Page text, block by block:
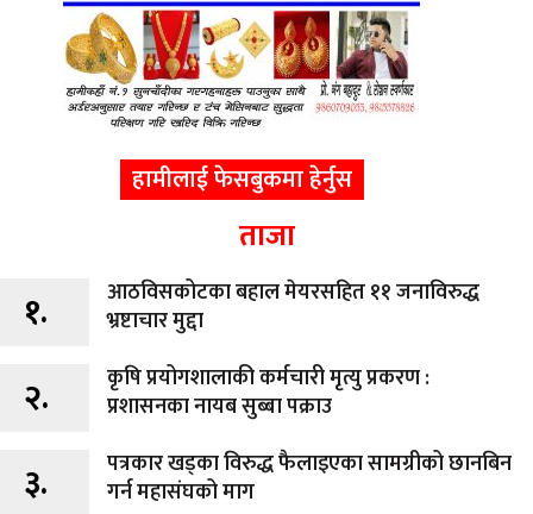
हामीलाई फेसबुकमा हेर्नुस
ताजा
१.
आठविसकोटका बहाल मेयरसहित ११ जनाविरुद्ध
भ्रष्टाचार मुद्दा
२.
कृषि प्रयोगशालाकी कर्मचारी मृत्यु प्रकरण :
प्रशासनका नायब सुब्बा पक्राउ
३.
पत्रकार खड्का विरुद्ध फैलाइएका सामग्रीको छानबिन
गर्न महासंघको माग